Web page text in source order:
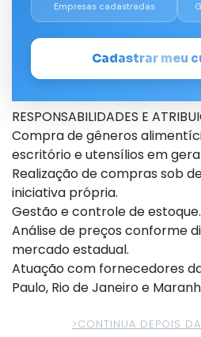
Empresas cadastradas
Cadastrar meu
RESPONSABILIDADES E
Compra de gêneros
escritório e utensílios em
Realização de compras sob
iniciativa própria.
Gestão e controle de estoque.
Análise de preços conforme
mercado estadual.
Atuação com fornecedores
Paulo, Rio de Janeiro e
>CONTINUA DEPOIS